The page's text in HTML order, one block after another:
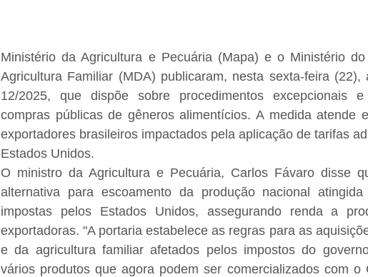
Ministério da Agricultura e Pecuária (Mapa) e o Ministério
Agricultura Familiar (MDA) publicaram, nesta sexta-feira (22),
12/2025, que dispõe sobre procedimentos excepcionais
compras públicas de gêneros alimentícios. A medida atende
exportadores brasileiros impactados pela aplicação de tarifas
Estados Unidos.
O ministro da Agricultura e Pecuária, Carlos Fávaro disse
alternativa para escoamento da produção nacional
impostas pelos Estados Unidos, assegurando renda a
exportadoras. "A portaria estabelece as regras para as
e da agricultura familiar afetados pelos impostos do
vários produtos que agora podem ser comercializados com o